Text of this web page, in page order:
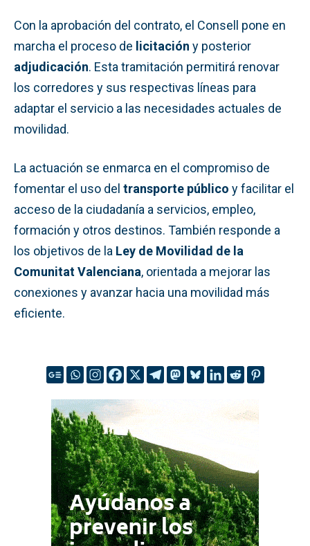
Con la aprobación del contrato, el Consell pone en
marcha el proceso de licitación y posterior
adjudicación. Esta tramitación permitirá renovar
los corredores y sus respectivas líneas para
adaptar el servicio a las necesidades actuales de
movilidad.
La actuación se enmarca en el compromiso de
fomentar el uso del transporte público y facilitar el
acceso de la ciudadanía a servicios, empleo,
formación y otros destinos. También responde a
los objetivos de la Ley de Movilidad de la
Comunitat Valenciana, orientada a mejorar las
conexiones y avanzar hacia una movilidad más
eficiente.